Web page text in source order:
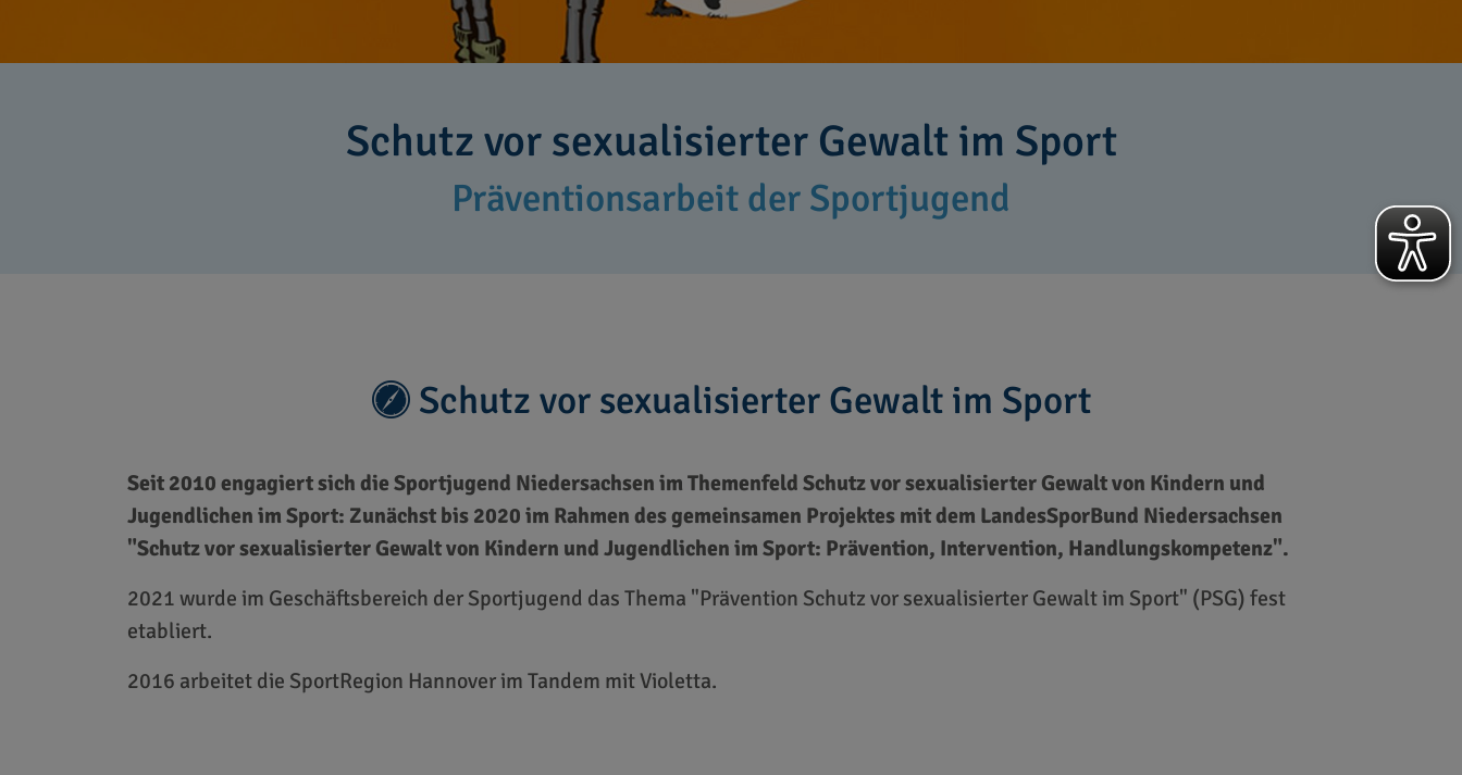
Schutz vor sexualisierter Gewalt im Sport
Präventionsarbeit der Sportjugend
Schutz vor sexualisierter Gewalt im Sport
Seit 2010 engagiert sich die Sportjugend Niedersachsen im Themenfeld Schutz vor sexualisierter Gewalt von Kindern und
Jugendlichen im Sport: Zunächst bis 2020 im Rahmen des gemeinsamen Projektes mit dem LandesSporBund Niedersachsen
"Schutz vor sexualisierter Gewalt von Kindern und Jugendlichen im Sport: Prävention, Intervention, Handlungskompetenz".
2021 wurde im Geschäftsbereich der Sportjugend das Thema "Prävention Schutz vor sexualisierter Gewalt im Sport" (PSG) fest
etabliert.
2016 arbeitet die SportRegion Hannover im Tandem mit Violetta.